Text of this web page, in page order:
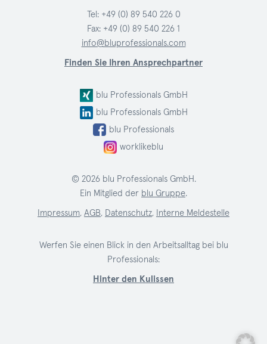
Tel: +49 (0) 89 540 226 0
Fax: +49 (0) 89 540 226 1
info@bluprofessionals.com
Finden Sie Ihren Ansprechpartner
blu Professionals GmbH
blu Professionals GmbH
blu Professionals
worklikeblu
© 2026 blu Professionals GmbH.
Ein Mitglied der blu Gruppe.
Impressum, AGB, Datenschutz, Interne Meldestelle
Werfen Sie einen Blick in den Arbeitsalltag bei blu
Professionals:
Hinter den Kulissen